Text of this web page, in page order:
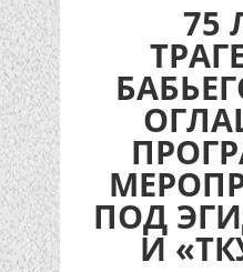
75
ПОД
И